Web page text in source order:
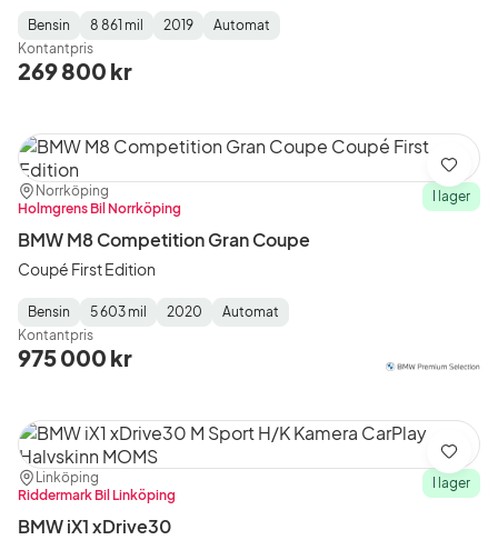
Fuel
Type:
Bensin
Mätarställning:
8 861 mil
Model
Year:
2019
Gearbox
Type:
Automat
Kontantpris
269 800 kr
Plats:
Norrköping
Återförsäljare:
Holmgrens Bil Norrköping
I lager
BMW M8 Competition Gran Coupe
Coupé First Edition
Fuel
Type:
Bensin
Mätarställning:
5 603 mil
Model
Year:
2020
Gearbox
Type:
Automat
Kontantpris
975 000 kr
Spara
Plats:
Linköping
Återförsäljare:
Riddermark Bil Linköping
I lager
BMW iX1 xDrive30
Spara